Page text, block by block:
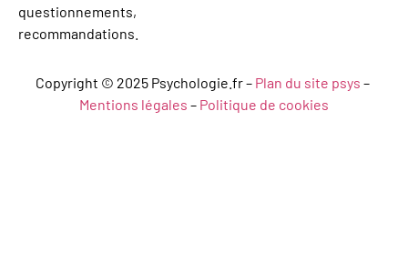
questionnements,
recommandations.
Copyright © 2025 Psychologie.fr – Plan du site psys –
Mentions légales – Politique de cookies